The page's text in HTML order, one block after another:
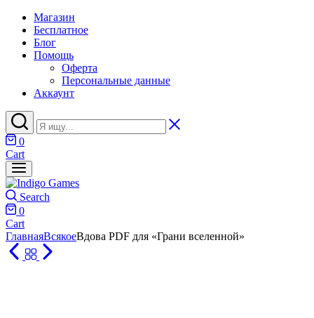
Магазин
Бесплатное
Блог
Помощь
Оферта
Персональные данные
Аккаунт
0
Cart
Search
0
Cart
ГлавнаяВсякоеВдова PDF для «Грани вселенной»